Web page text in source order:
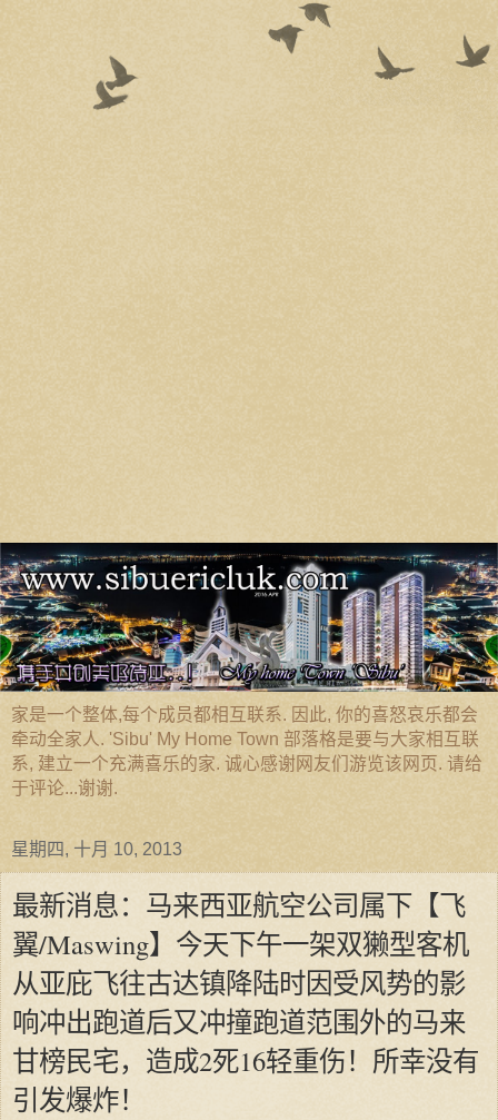
家是一个整体,每个成员都相互联系. 因此, 你的喜怒哀乐都会
牵动全家人. 'Sibu' My Home Town 部落格是要与大家相互联
系, 建立一个充满喜乐的家. 诚心感谢网友们游览该网页. 请给
于评论...谢谢.
星期四, 十月 10, 2013
最新消息：马来西亚航空公司属下【飞
翼/Maswing】今天下午一架双獭型客机
从亚庇飞往古达镇降陆时因受风势的影
响冲出跑道后又冲撞跑道范围外的马来
甘榜民宅，造成2死16轻重伤！所幸没有
引发爆炸！